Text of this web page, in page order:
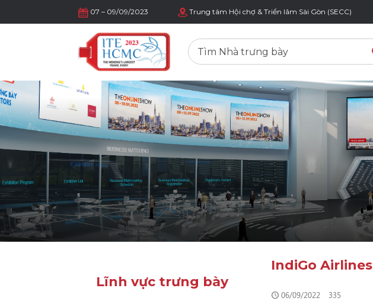
07 – 09/09/2023 Trung tâm Hội chợ & Triển lãm Sài Gòn (SECC)
IndiGo Airlines
06/09/2022 335
Lĩnh vực trưng bày